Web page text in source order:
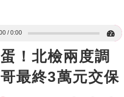
0:00
！北檢兩度調
最終3萬元交保